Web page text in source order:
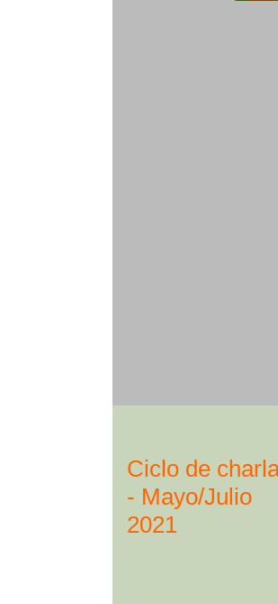
Ciclo de
- Mayo/Julio
2021